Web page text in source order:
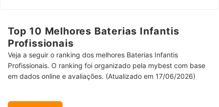
Top 10 Melhores Baterias Infantis
Profissionais
Veja a seguir o ranking dos melhores Baterias Infantis
Profissionais. O ranking foi organizado pela mybest com base
em dados online e avaliações. (Atualizado em 17/06/2026)